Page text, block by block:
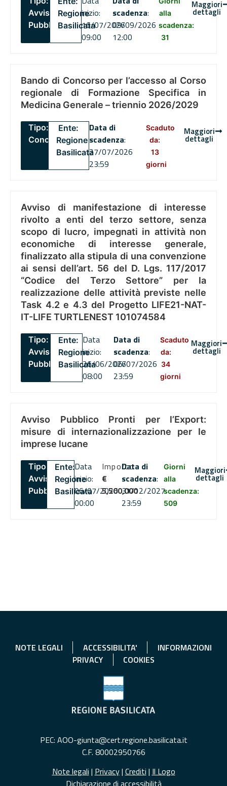
Avviso
Pubblico
Regione
Basilicata
inizio:
16/07/2026
09:00
scadenza:
09/09/2026
12:00
alla
scadenza:
31
Maggiori
dettagli
Bando di Concorso per l’accesso al Corso
regionale di Formazione Specifica in
Medicina Generale – triennio 2026/2029
Tipo:
Concorsi
Ente:
Regione
Basilicata
Data di
scadenza:
27/07/2026
23:59
Scaduto
da:
13
giorni
Maggiori
dettagli
Avviso di manifestazione di interesse
rivolto a enti del terzo settore, senza
scopo di lucro, impegnati in attività non
economiche di interesse generale,
finalizzato alla stipula di una convenzione
ai sensi dell’art. 56 del D. Lgs. 117/2017
“Codice del Terzo Settore” per la
realizzazione delle attività previste nelle
Task 4.2 e 4.3 del Progetto LIFE21-NAT-
IT-LIFE TURTLENEST 101074584
Tipo:
Avviso
Pubblico
Ente:
Regione
Basilicata
Data
inizio:
26/06/2026
08:00
Data di
scadenza:
06/07/2026
23:59
Scaduto
da:
34
giorni
Maggiori
dettagli
Avviso Pubblico Pronti per l’Export:
misure di internazionalizzazione per le
imprese lucane
Tipo:
Avviso
Pubblico
Ente:
Regione
Basilicata
Data
inizio:
06/07/2026
00:00
Importo
€
5,500,000
Data di
scadenza:
31/12/2027
23:59
Giorni
alla
scadenza:
509
Maggiori
dettagli
NOTE LEGALI ACCESSIBILITA'
INFORMAZIONI
PRIVACY
COOKIES
PEC: AOO-giunta@cert.regione.basilicata.it
C.F. 80002950766
Note legali | Privacy| Crediti | Il Logo
Dichiarazione di accessibilità